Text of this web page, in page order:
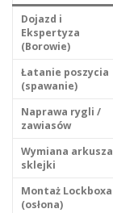
Dojazd i
Ekspertyza
(Borowie)
Łatanie poszycia
(spawanie)
Naprawa rygli /
zawiasów
Wymiana arkusza
sklejki
Montaż Lockboxa
(osłona)